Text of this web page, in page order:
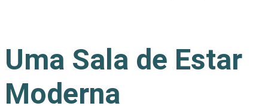
Uma Sala de Estar
Moderna